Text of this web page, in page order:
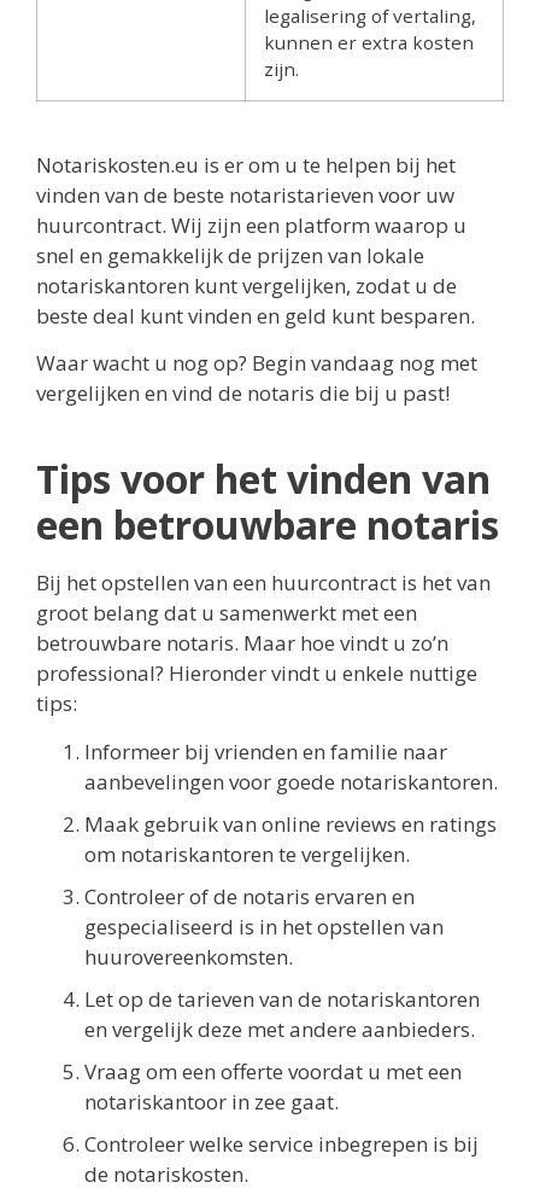
legalisering of vertaling,
kunnen er extra kosten
zijn.
Notariskosten.eu is er om u te helpen bij het
vinden van de beste notaristarieven voor uw
huurcontract. Wij zijn een platform waarop u
snel en gemakkelijk de prijzen van lokale
notariskantoren kunt vergelijken, zodat u de
beste deal kunt vinden en geld kunt besparen.
Waar wacht u nog op? Begin vandaag nog met
vergelijken en vind de notaris die bij u past!
Tips voor het vinden van
een betrouwbare notaris
Bij het opstellen van een huurcontract is het van
groot belang dat u samenwerkt met een
betrouwbare notaris. Maar hoe vindt u zo’n
professional? Hieronder vindt u enkele nuttige
tips:
Informeer bij vrienden en familie naar
aanbevelingen voor goede notariskantoren.
Maak gebruik van online reviews en ratings
om notariskantoren te vergelijken.
Controleer of de notaris ervaren en
gespecialiseerd is in het opstellen van
huurovereenkomsten.
Let op de tarieven van de notariskantoren
en vergelijk deze met andere aanbieders.
Vraag om een offerte voordat u met een
notariskantoor in zee gaat.
Controleer welke service inbegrepen is bij
de notariskosten.